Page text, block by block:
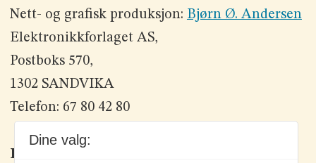
Nett- og grafisk produksjon: Bjørn Ø. Andersen
Elektronikkforlaget AS,
Postboks 570,
1302 SANDVIKA
Telefon: 67 80 42 80
Kontakt oss
Dine valg: